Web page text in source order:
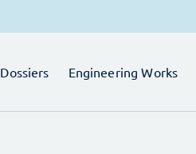
Dossiers Engineering Works